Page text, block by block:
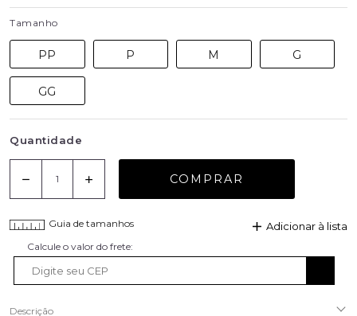
Tamanho
PP P M G
GG
Quantidade
COMPRAR
Guia de tamanhos Adicionar à lista
Descrição